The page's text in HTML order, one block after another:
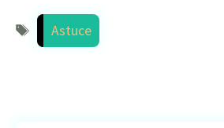
Étiquettes
Astuce